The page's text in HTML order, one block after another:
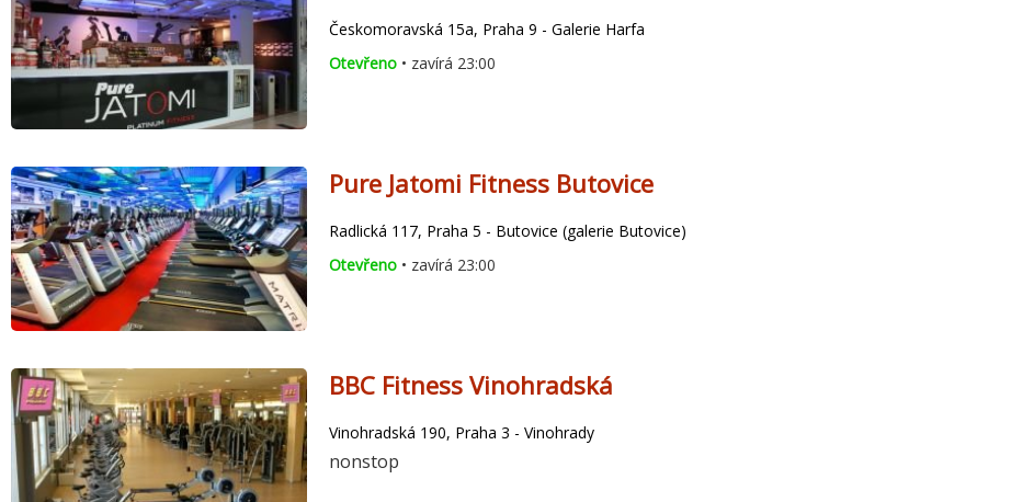
Českomoravská 15a, Praha 9 - Galerie Harfa
Otevřeno • zavírá 23:00
Pure Jatomi Fitness Butovice
Radlická 117, Praha 5 - Butovice (galerie Butovice)
Otevřeno • zavírá 23:00
BBC Fitness Vinohradská
Vinohradská 190, Praha 3 - Vinohrady
nonstop